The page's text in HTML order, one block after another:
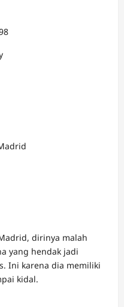
dirinya malah
yang hendak jadi
Ini karena dia memiliki
kidal.